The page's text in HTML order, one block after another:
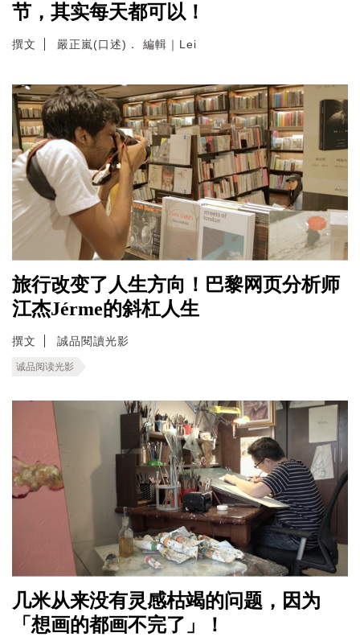
节，其实每天都可以！
撰文 嚴正嵐(口述)． 編輯｜Lei
旅行改变了人生方向！巴黎网页分析师
江杰Jérme的斜杠人生
撰文 誠品閱讀光影
诚品阅读光影
几米从来没有灵感枯竭的问题，因为
「想画的都画不完了」！